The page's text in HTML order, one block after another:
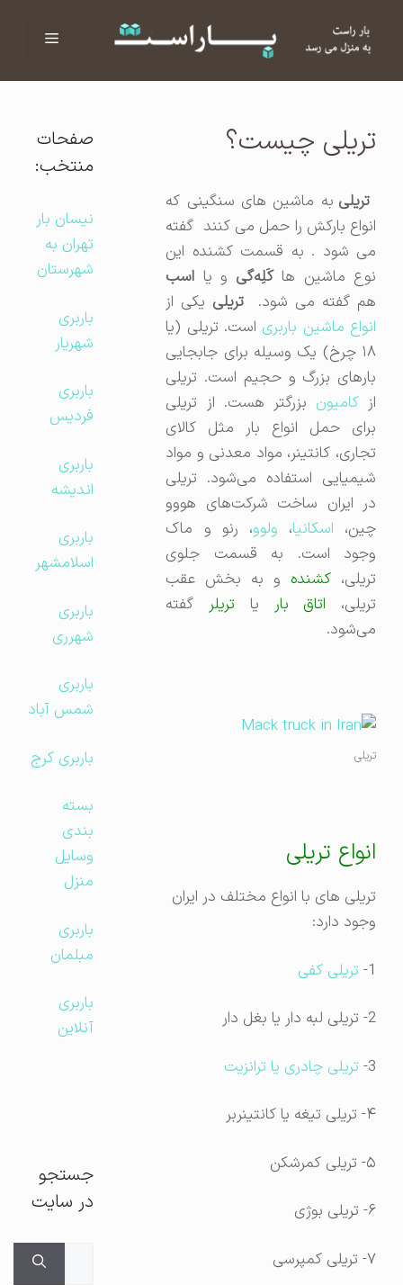
فهرست
تریلی چیست؟
تریلیبه ماشین های سنگینی که
انواع بارکش را حمل می کنند گفته
می شود . به قسمت کشنده این
نوع ماشین ها کَلِه‌گیو یااسب
هم گفته می شود.تریلییکی از
انواع ماشین باربریاست. تریلی (یا
۱۸ چرخ) یک وسیله برای جابجایی
بارهای بزرگ و حجیم است. تریلی
کامیونبزرگتر هست. از تریلی
برای حمل انواع بار مثل کالای
تجاری، کانتینر، مواد معدنی و مواد
شیمیایی استفاده می‌شود. تریلی
در ایران ساخت شرکت‌های هووو
چین،اسکانیا،ولوو ، رنو و ماک
وجود است. به قسمت جلوی
تریلی،کشندهو به بخش عقب
تریلی،اتاق بار یا تریلر گفته
می‌شود.
انواع تریلی
تریلی های با انواع مختلف در ایران
وجود دارد:
تریلی کفی
تریلی چادری یا ترانزیت
صفحات
منتخب:
نیسان بار
تهران به
شهرستان
باربری
شهریار
باربری
فردیس
باربری
اندیشه
باربری
اسلامشهر
باربری
شهرری
باربری
شمس آباد
باربری کرج
بسته
بندی
وسایل
منزل
باربری
مبلمان
باربری
آنلاین
جستجو
در سایت